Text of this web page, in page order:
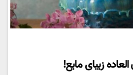
زیبای مایع!